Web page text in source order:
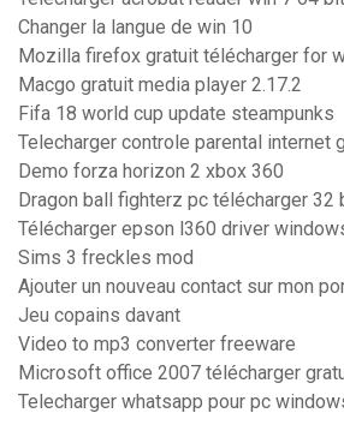
Changer la langue de win 10
Mozilla firefox gratuit télécharger for
Macgo gratuit media player 2.17.2
Fifa 18 world cup update steampunks
Telecharger controle parental internet
Demo forza horizon 2 xbox 360
Dragon ball fighterz pc télécharger 32
Télécharger epson l360 driver
Sims 3 freckles mod
Ajouter un nouveau contact sur mon
Jeu copains davant
Video to mp3 converter freeware
Microsoft office 2007 télécharger
Telecharger whatsapp pour pc